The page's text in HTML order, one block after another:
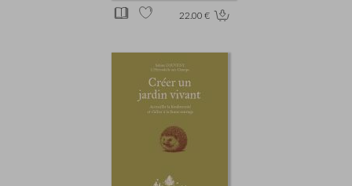
22.00 €